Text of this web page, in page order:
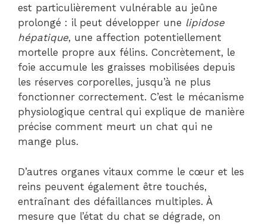
est particulièrement vulnérable au jeûne
prolongé : il peut développer une lipidose
hépatique, une affection potentiellement
mortelle propre aux félins. Concrètement, le
foie accumule les graisses mobilisées depuis
les réserves corporelles, jusqu’à ne plus
fonctionner correctement. C’est le mécanisme
physiologique central qui explique de manière
précise comment meurt un chat qui ne
mange plus.
D’autres organes vitaux comme le cœur et les
reins peuvent également être touchés,
entraînant des défaillances multiples. À
mesure que l’état du chat se dégrade, on